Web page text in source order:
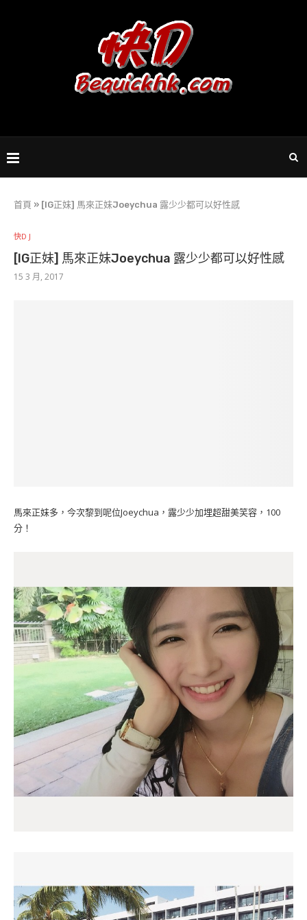
首頁 » [IG正妹] 馬來正妹Joeychua 露少少都可以好性感
快D J
[IG正妹] 馬來正妹Joeychua 露少少都可以好性感
15 3 月, 2017
馬來正妹多，今次黎到呢位Joeychua，露少少加埋超甜美笑容，100
分！